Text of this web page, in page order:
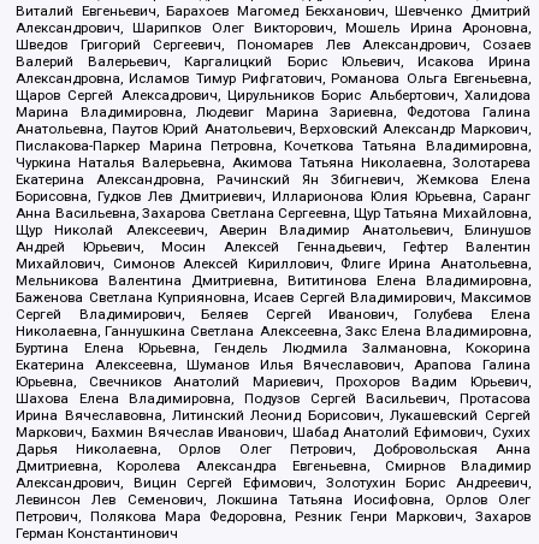
Виталий Евгеньевич, Барахоев Магомед Бекханович, Шевченко Дмитрий
Александрович, Шарипков Олег Викторович, Мошель Ирина Ароновна,
Шведов Григорий Сергеевич, Пономарев Лев Александрович, Созаев
Валерий Валерьевич, Каргалицкий Борис Юльевич, Исакова Ирина
Александровна, Исламов Тимур Рифгатович, Романова Ольга Евгеньевна,
Щаров Сергей Алексадрович, Цирульников Борис Альбертович, Халидова
Марина Владимировна, Людевиг Марина Зариевна, Федотова Галина
Анатольевна, Паутов Юрий Анатольевич, Верховский Александр Маркович,
Пислакова-Паркер Марина Петровна, Кочеткова Татьяна Владимировна,
Чуркина Наталья Валерьевна, Акимова Татьяна Николаевна, Золотарева
Екатерина Александровна, Рачинский Ян Збигневич, Жемкова Елена
Борисовна, Гудков Лев Дмитриевич, Илларионова Юлия Юрьевна, Саранг
Анна Васильевна, Захарова Светлана Сергеевна, Щур Татьяна Михайловна,
Щур Николай Алексеевич, Аверин Владимир Анатольевич, Блинушов
Андрей Юрьевич, Мосин Алексей Геннадьевич, Гефтер Валентин
Михайлович, Симонов Алексей Кириллович, Флиге Ирина Анатольевна,
Мельникова Валентина Дмитриевна, Вититинова Елена Владимировна,
Баженова Светлана Куприяновна, Исаев Сергей Владимирович, Максимов
Сергей Владимирович, Беляев Сергей Иванович, Голубева Елена
Николаевна, Ганнушкина Светлана Алексеевна, Закс Елена Владимировна,
Буртина Елена Юрьевна, Гендель Людмила Залмановна, Кокорина
Екатерина Алексеевна, Шуманов Илья Вячеславович, Арапова Галина
Юрьевна, Свечников Анатолий Мариевич, Прохоров Вадим Юрьевич,
Шахова Елена Владимировна, Подузов Сергей Васильевич, Протасова
Ирина Вячеславовна, Литинский Леонид Борисович, Лукашевский Сергей
Маркович, Бахмин Вячеслав Иванович, Шабад Анатолий Ефимович, Сухих
Дарья Николаевна, Орлов Олег Петрович, Добровольская Анна
Дмитриевна, Королева Александра Евгеньевна, Смирнов Владимир
Александрович, Вицин Сергей Ефимович, Золотухин Борис Андреевич,
Левинсон Лев Семенович, Локшина Татьяна Иосифовна, Орлов Олег
Петрович, Полякова Мара Федоровна, Резник Генри Маркович, Захаров
Герман Константинович